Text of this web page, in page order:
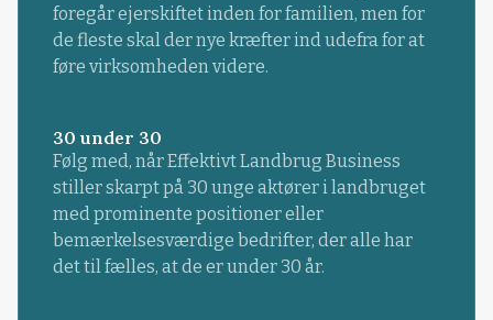
foregår ejerskiftet inden for familien, men for
de fleste skal der nye kræfter ind udefra for at
føre virksomheden videre.
30 under 30
Følg med, når Effektivt Landbrug Business
stiller skarpt på 30 unge aktører i landbruget
med prominente positioner eller
bemærkelsesværdige bedrifter, der alle har
det til fælles, at de er under 30 år.